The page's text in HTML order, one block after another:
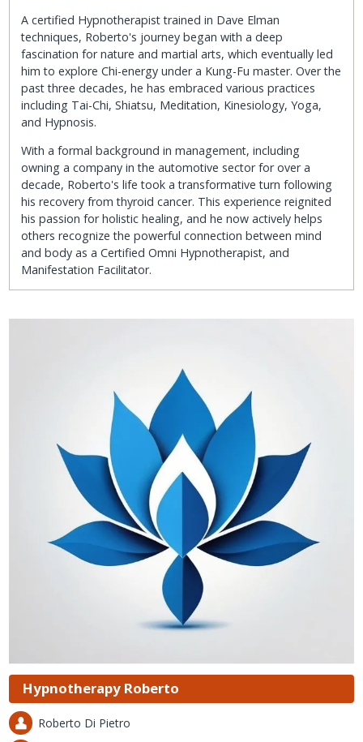
A certified Hypnotherapist trained in Dave Elman
techniques, Roberto's journey began with a deep
fascination for nature and martial arts, which eventually led
him to explore Chi-energy under a Kung-Fu master. Over the
past three decades, he has embraced various practices
including Tai-Chi, Shiatsu, Meditation, Kinesiology, Yoga,
and Hypnosis.
With a formal background in management, including
owning a company in the automotive sector for over a
decade, Roberto's life took a transformative turn following
his recovery from thyroid cancer. This experience reignited
his passion for holistic healing, and he now actively helps
others recognize the powerful connection between mind
and body as a Certified Omni Hypnotherapist, and
Manifestation Facilitator.
Hypnotherapy Roberto
Roberto Di Pietro